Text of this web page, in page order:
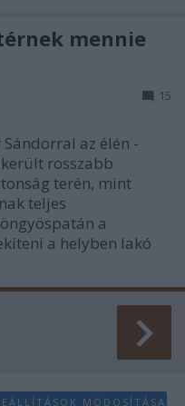
mennie
15
az élén -
rosszabb
terén, mint
teljes
a
a helyben lakó
MÓDOSÍTÁSA